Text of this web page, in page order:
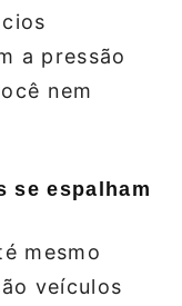
a pressão
nem
se espalham
mesmo
veículos